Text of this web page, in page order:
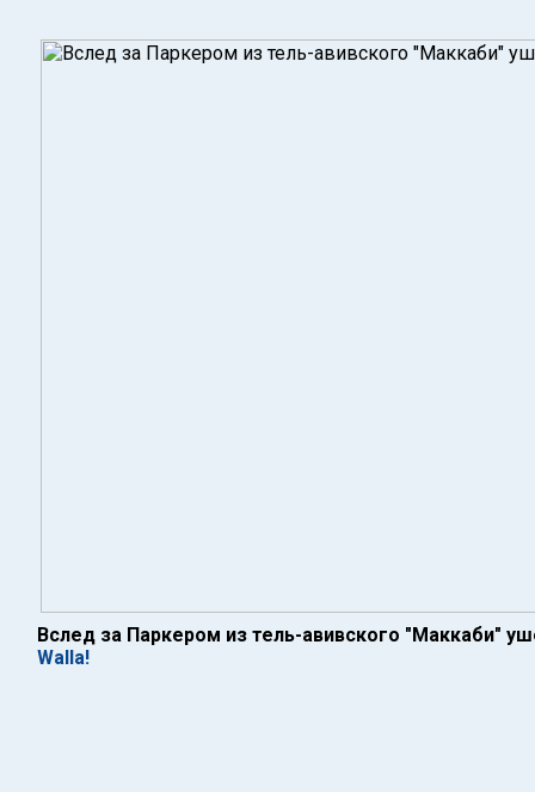
Вслед за Паркером из тель-авивского "Маккаби"
Walla!